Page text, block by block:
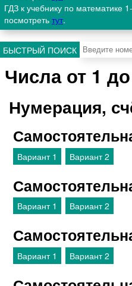
ГДЗ к учебнику по
посмотреть тут.
БЫСТРЫЙ ПОИСК
Числа от 1
Нумерация,
Вариант 1 Вариант 2
Вариант 1 Вариант 2
Вариант 1 Вариант 2